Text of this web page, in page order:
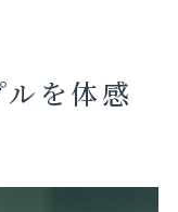
を体感